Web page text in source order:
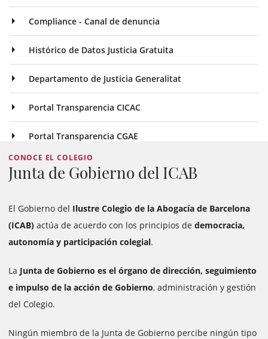
Compliance - Canal de denuncia
Histórico de Datos Justicia Gratuita
Departamento de Justicia Generalitat
Portal Transparencia CICAC
Portal Transparencia CGAE
CONOCE EL COLEGIO
Junta de Gobierno del ICAB
El Gobierno del Ilustre Colegio de la Abogacía de Barcelona
(ICAB) actúa de acuerdo con los principios de democracia,
autonomía y participación colegial.
La Junta de Gobierno es el órgano de dirección, seguimiento
e impulso de la acción de Gobierno, administración y gestión
del Colegio.
Ningún miembro de la Junta de Gobierno percibe ningún tipo